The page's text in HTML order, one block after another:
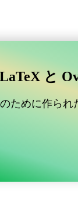
LaTeX と
ために作られ